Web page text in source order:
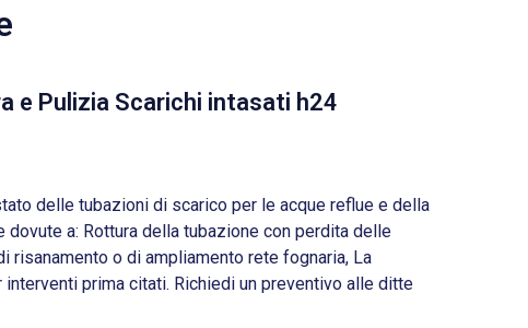
e Pulizia Scarichi intasati h24
delle tubazioni di scarico per le acque reflue e della
a: Rottura della tubazione con perdita delle
risanamento o di ampliamento rete fognaria, La
prima citati. Richiedi un preventivo alle ditte